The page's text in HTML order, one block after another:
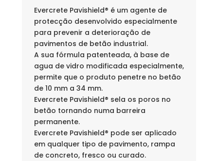
Evercrete Pavishield® é um agente de
protecção desenvolvido especialmente
para prevenir a deterioração de
pavimentos de betão industrial.
A sua fórmula patenteada, à base de
agua de vidro modificada especialmente,
permite que o produto penetre no betão
de 10 mm a 34 mm.
Evercrete Pavishield® sela os poros no
betão tornando numa barreira
permanente.
Evercrete Pavishield® pode ser aplicado
em qualquer tipo de pavimento, rampa
de concreto, fresco ou curado.